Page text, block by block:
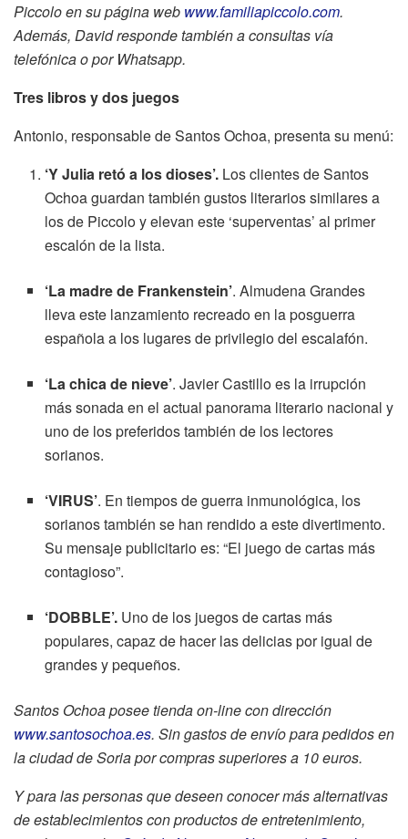
Piccolo en su página web www.familiapiccolo.com.
Además, David responde también a consultas vía
telefónica o por Whatsapp.
Tres libros y dos juegos
Antonio, responsable de Santos Ochoa, presenta su menú:
‘Y Julia retó a los dioses’. Los clientes de Santos
Ochoa guardan también gustos literarios similares a
los de Piccolo y elevan este ‘superventas’ al primer
escalón de la lista.
‘La madre de Frankenstein’. Almudena Grandes
lleva este lanzamiento recreado en la posguerra
española a los lugares de privilegio del escalafón.
‘La chica de nieve’. Javier Castillo es la irrupción
más sonada en el actual panorama literario nacional y
uno de los preferidos también de los lectores
sorianos.
‘VIRUS’. En tiempos de guerra inmunológica, los
sorianos también se han rendido a este divertimento.
Su mensaje publicitario es: “El juego de cartas más
contagioso”.
‘DOBBLE’. Uno de los juegos de cartas más
populares, capaz de hacer las delicias por igual de
grandes y pequeños.
Santos Ochoa posee tienda on-line con dirección
www.santosochoa.es. Sin gastos de envío para pedidos en
la ciudad de Soria por compras superiores a 10 euros.
Y para las personas que deseen conocer más alternativas
de establecimientos con productos de entretenimiento,